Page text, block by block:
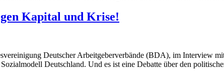
Kapital und Krise!
Deutscher Arbeitgeberverbände (BDA), im Interview
Deutschland. Und es ist eine Debatte über den